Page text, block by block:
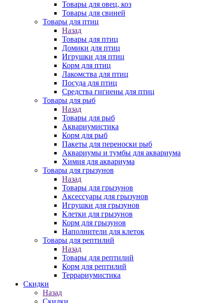
Товары для овец, коз
Товары для свиней
Товары для птиц
Назад
Товары для птиц
Домики для птиц
Игрушки для птиц
Корм для птиц
Лакомства для птиц
Посуда для птиц
Средства гигиены для птиц
Товары для рыб
Назад
Товары для рыб
Аквариумистика
Корм для рыб
Пакеты для переноски рыб
Аквариумы и тумбы для аквариума
Химия для аквариума
Товары для грызунов
Назад
Товары для грызунов
Аксессуары для грызунов
Игрушки для грызунов
Клетки для грызунов
Корм для грызунов
Наполнители для клеток
Товары для рептилий
Назад
Товары для рептилий
Корм для рептилий
Террариумистика
Скидки
Назад
Скидки